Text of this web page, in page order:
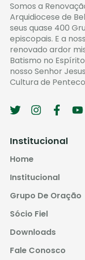
Somos a
Arquidiocese de
seus quase 400
episcopais. E a
renovado ardor
Batismo no
nosso Senhor
Cultura de
Institucional
Home
Institucional
Grupo De Oração
Sócio Fiel
Downloads
Fale Conosco